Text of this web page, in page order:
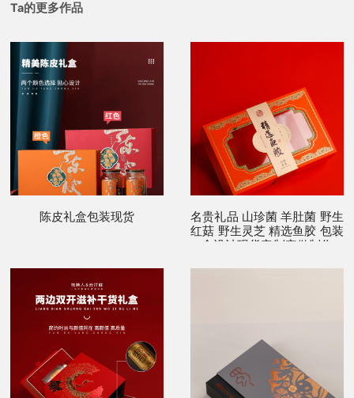
Ta的更多作品
陈皮礼盒包装现货
名贵礼品 山珍菌 羊肚菌 野生
红菇 野生灵芝 精选鱼胶 包装
盒设计现货定制定做制作